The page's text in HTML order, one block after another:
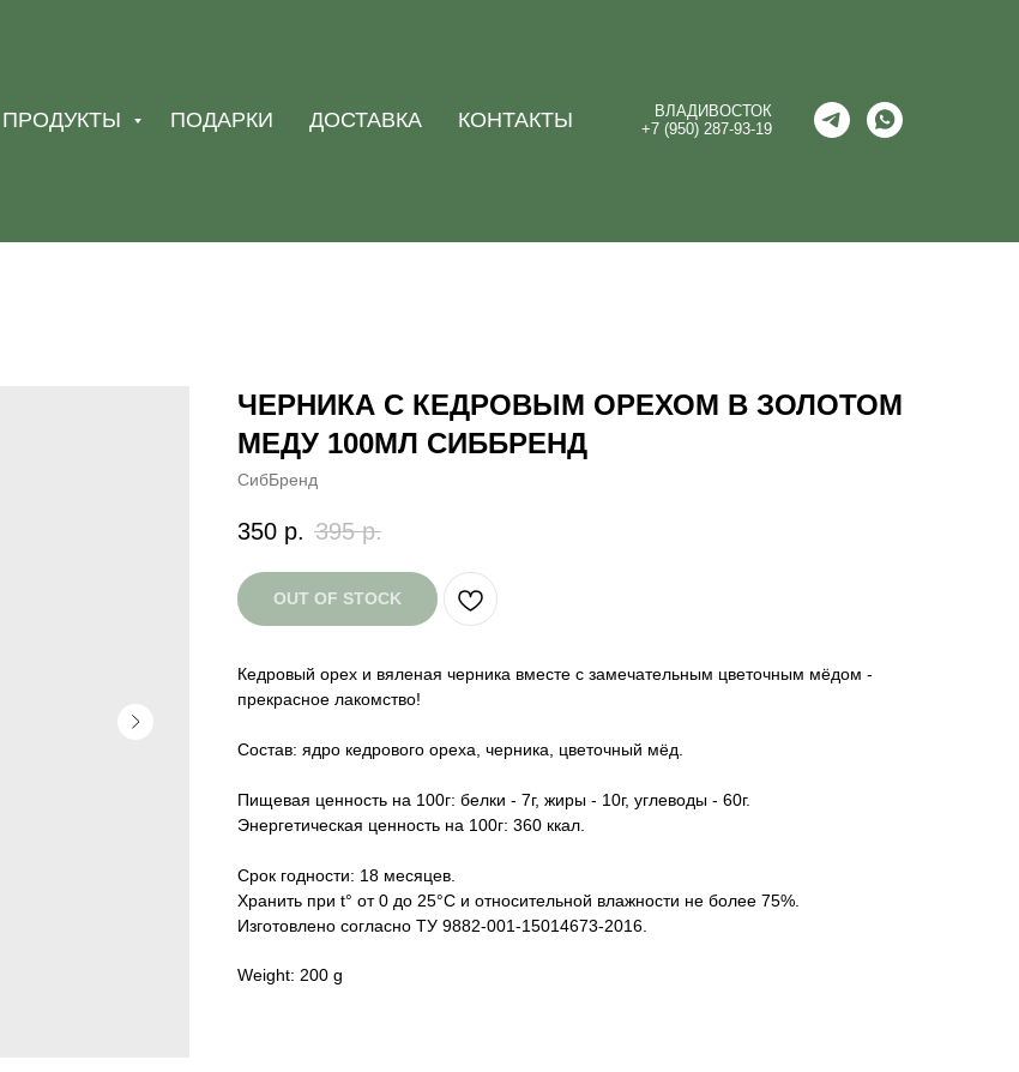
ПРОДУКТЫ ПОДАРКИ ДОСТАВКА КОНТАКТЫ
ВЛАДИВОСТОК
+7 (950) 287-93-19
ЧЕРНИКА С КЕДРОВЫМ ОРЕХОМ В ЗОЛОТОМ
МЕДУ 100МЛ СИББРЕНД
СибБренд
350 р. 395 р.
OUT OF STOCK
Кедровый орех и вяленая черника вместе с замечательным цветочным мёдом -
прекрасное лакомство!
Состав: ядро кедрового ореха, черника, цветочный мёд.
Пищевая ценность на 100г: белки - 7г, жиры - 10г, углеводы - 60г.
Энергетическая ценность на 100г: 360 ккал.
Срок годности: 18 месяцев.
Хранить при t° от 0 до 25°С и относительной влажности не более 75%.
Изготовлено согласно ТУ 9882-001-15014673-2016.
Weight: 200 g